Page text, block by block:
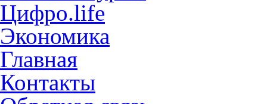
Цифро.life
Экономика
Главная
Контакты